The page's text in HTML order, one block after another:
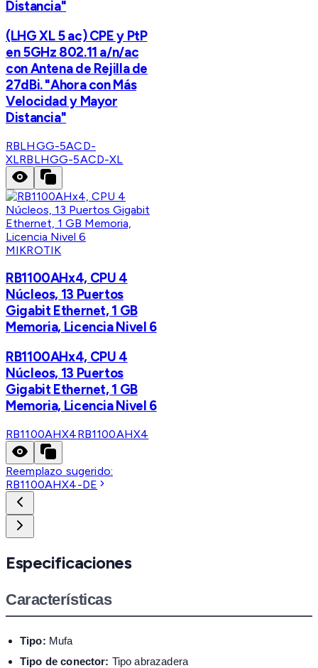
Distancia"
(LHG XL 5 ac) CPE y PtP
en 5GHz 802.11 a/n/ac
con Antena de Rejilla de
27dBi. "Ahora con Más
Velocidad y Mayor
Distancia"
RBLHGG-5ACD-
XLRBLHGG-5ACD-XL
MIKROTIK
RB1100AHx4, CPU 4
Núcleos, 13 Puertos
Gigabit Ethernet, 1 GB
Memoria, Licencia Nivel 6
RB1100AHx4, CPU 4
Núcleos, 13 Puertos
Gigabit Ethernet, 1 GB
Memoria, Licencia Nivel 6
RB1100AHX4RB1100AHX4
Reemplazo sugerido:
RB1100AHX4-DE
Especificaciones
Características
Tipo: Mufa
Tipo de conector: Tipo abrazadera